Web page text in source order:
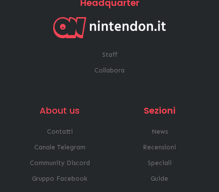
Headquarter
Staff
Collabora
About us
Contatti
Canale Telegram
Community Discord
Gruppo Facebook
Sezioni
News
Recensioni
Speciali
Guide